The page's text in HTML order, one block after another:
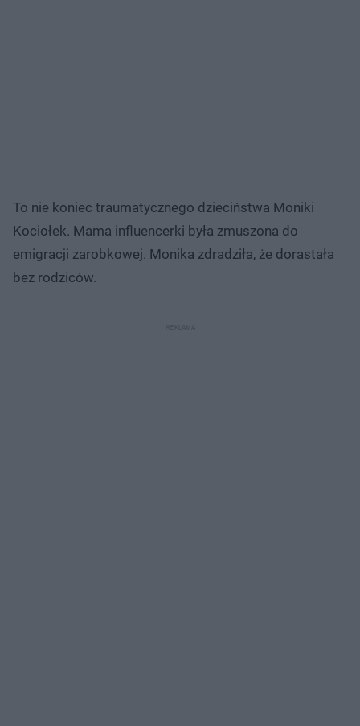
To nie koniec traumatycznego dzieciństwa Moniki
Kociołek. Mama influencerki była zmuszona do
emigracji zarobkowej. Monika zdradziła, że dorastała
bez rodziców.